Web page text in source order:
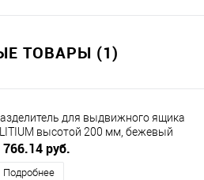
ТОВАРЫ (1)
для выдвижного ящика
высотой 200 мм, бежевый
766.14 руб.
Подробнее